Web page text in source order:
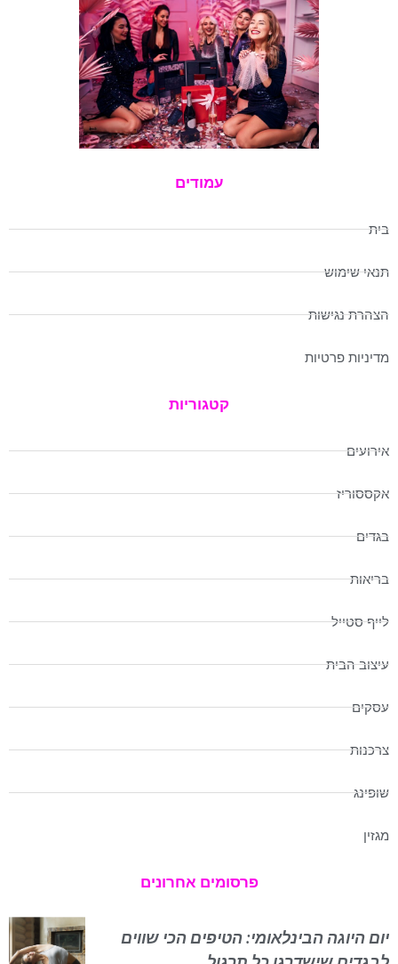
עמודים
בית
תנאי שימוש
הצהרת נגישות
מדיניות פרטיות
קטגוריות
אירועים
אקססוריז
בגדים
בריאות
לייף סטייל
עיצוב הבית
עסקים
צרכנות
שופינג
מגזין
פרסומים אחרונים
יום היוגה הבינלאומי: הטיפים הכי שווים